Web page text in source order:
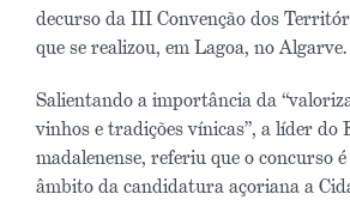
decurso da III Convenção dos
que se realizou, em Lagoa, no Algarve.
Salientando a importância da
vinhos e tradições vínicas”, a líder do
madalenense, referiu que o concurso
âmbito da candidatura açoriana a